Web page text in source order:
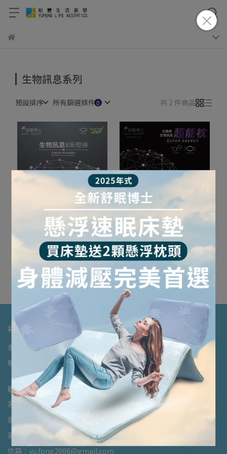
生物訊息系列
預設排序 所有篩選條件 共 2 件商品
生物訊息次微米記憶晶片，
獨家科技專利
舒眠博士-石墨烯生物訊息
纖體褲
NT$4,980
加入購物車
生物訊息次微米記憶晶片，
獨家科技專利
舒眠博士-石墨烯生物訊息
超能枕
NT$9,900
加入購物車
裕豐生活美學
查詢 關於我們 我的帳戶 退款政策 隱私政策 服務條款
聯絡客服
聯絡資訊
客服專線：(02)8531-1638
客服傳真：(02)2900-3845
客服時間：10:00-18:00
信箱：yu.fong2006@gmail.com